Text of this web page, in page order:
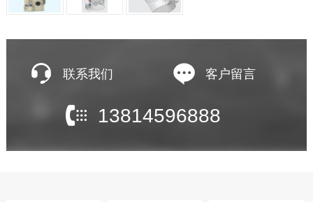
联系我们 客户留言
13814596888